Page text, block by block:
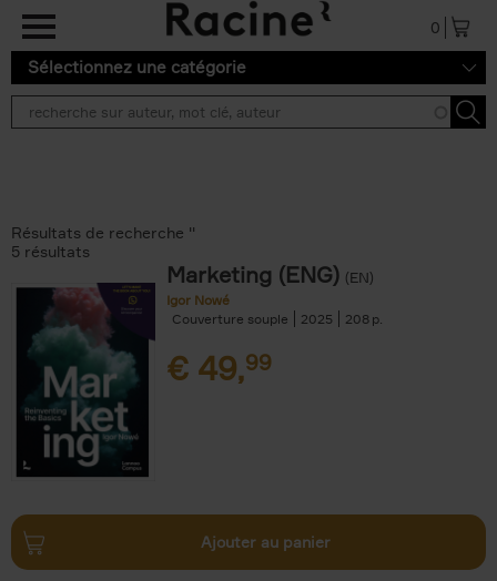
Aller au contenu principal
0
Sélectionnez une catégorie
Résultats de recherche ''
5 résultats
Marketing (ENG) (EN)
Igor Nowé
Couverture souple
2025 208
€ 49,99
Ajouter au panier